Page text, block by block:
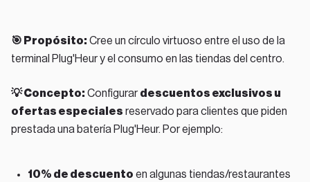
🎯 Propósito: Cree un círculo virtuoso entre el uso de la
terminal Plug'Heur y el consumo en las tiendas del centro.
💡 Concepto: Configurar descuentos exclusivos u
ofertas especiales reservado para clientes que piden
prestada una batería Plug'Heur. Por ejemplo:
10% de descuento en algunas tiendas/restaurantes